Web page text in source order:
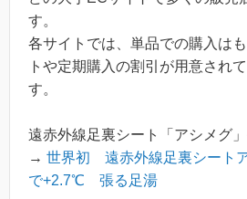
す。
各サイトでは、単品での購入は
トや定期購入の割引が用意され
す。
遠赤外線足裏シート「アシメグ
→ 世界初 遠赤外線足裏シート
で+2.7℃ 張る足湯